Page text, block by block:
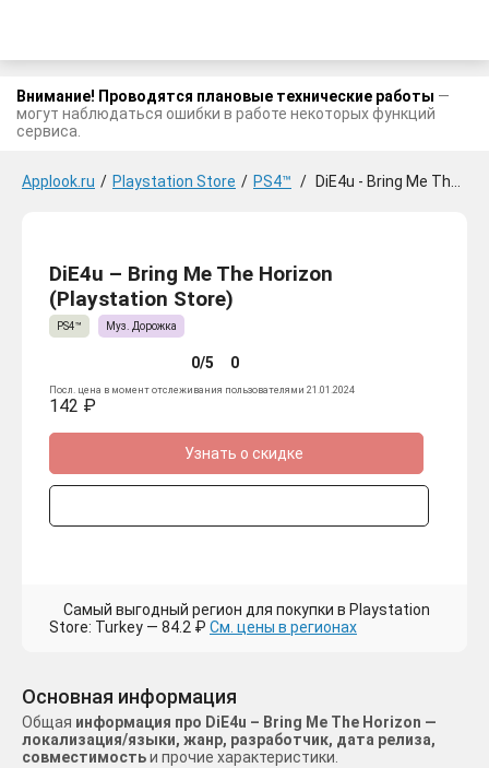
Внимание! Проводятся плановые технические работы —
могут наблюдаться ошибки в работе некоторых функций
сервиса.
Applook.ru / Playstation Store / PS4™ / DiE4u - Bring Me The Horizon
DiE4u – Bring Me The Horizon
(Playstation Store)
PS4™ Муз. Дорожка
0/5 0
Посл. цена в момент отслеживания пользователями 21.01.2024
142 ₽
Узнать о скидке
Самый выгодный регион для покупки в Playstation
Store: Turkey — 84.2 ₽ См. цены в регионах
Основная информация
Общая информация про DiE4u – Bring Me The Horizon —
локализация/языки, жанр, разработчик, дата релиза,
совместимостьи прочие характеристики.